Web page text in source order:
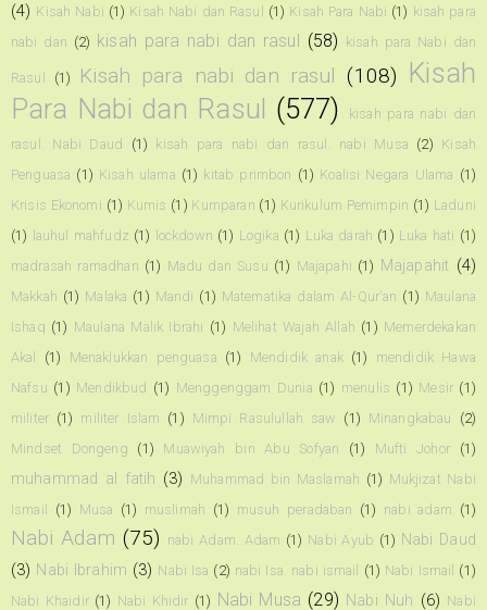
(4) Kisah Nabi (1) Kisah Nabi dan Rasul (1) Kisah Para Nabi (1) kisah para
nabi dan (2) kisah para nabi dan rasul (58) kisah para Nabi dan
Rasul (1) Kisah para nabi dan rasul (108) Kisah
Para Nabi dan Rasul (577)
kisah para nabi dan
rasul. Nabi Daud
(1) kisah para nabi dan rasul. nabi Musa (2) Kisah
Penguasa (1) Kisah ulama (1) kitab primbon (1) Koalisi Negara Ulama (1)
Krisis Ekonomi (1) Kumis (1) Kumparan (1) Kurikulum Pemimpin (1) Laduni
(1) lauhul mahfudz (1) lockdown (1) Logika (1) Luka darah (1) Luka hati (1)
madrasah ramadhan (1) Madu dan Susu (1) Majapahi (1) Majapahit (4)
Makkah (1) Malaka (1) Mandi (1) Matematika dalam Al-Qur'an (1) Maulana
Ishaq (1) Maulana Malik Ibrahi (1) Melihat Wajah Allah (1) Memerdekakan
Akal
(1) Menaklukkan penguasa (1) Mendidik anak (1)
mendidik Hawa
Nafsu (1) Mendikbud (1) Menggenggam Dunia (1) menulis (1) Mesir (1)
militer (1) militer Islam (1) Mimpi Rasulullah saw (1) Minangkabau
(2)
Mindset Dongeng
(1) Muawiyah bin Abu Sofyan (1) Mufti Johor (1)
muhammad al fatih (3) Muhammad bin Maslamah (1) Mukjizat Nabi
Ismail
(1) Musa (1) muslimah (1) musuh peradaban (1) nabi adam (1)
Nabi Adam (75) nabi Adam. Adam (1) Nabi Ayub (1) Nabi Daud
(3) Nabi Ibrahim (3) Nabi Isa (2) nabi Isa. nabi ismail (1) Nabi Ismail (1)
Nabi Khaidir (1) Nabi Khidir (1) Nabi Musa (29) Nabi Nuh (6) Nabi